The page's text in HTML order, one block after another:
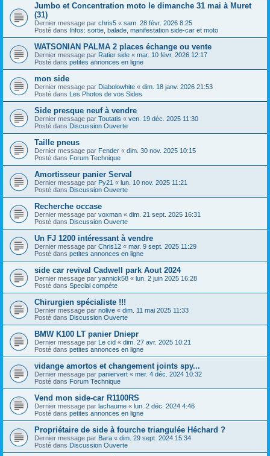
Jumbo et Concentration moto le dimanche 31 mai à Muret
(31)
Dernier message par chris5 « sam. 28 févr. 2026 8:25
Posté dans Infos: sortie, balade, manifestation side-car et moto
WATSONIAN PALMA 2 places échange ou vente
Dernier message par Ratier side « mar. 10 févr. 2026 12:17
Posté dans petites annonces en ligne
mon side
Dernier message par Diabolowhite « dim. 18 janv. 2026 21:53
Posté dans Les Photos de vos Sides
Side presque neuf à vendre
Dernier message par Toutatis « ven. 19 déc. 2025 11:30
Posté dans Discussion Ouverte
Taille pneus
Dernier message par Fender « dim. 30 nov. 2025 10:15
Posté dans Forum Technique
Amortisseur panier Serval
Dernier message par Py21 « lun. 10 nov. 2025 11:21
Posté dans Discussion Ouverte
Recherche occase
Dernier message par voxman « dim. 21 sept. 2025 16:31
Posté dans Discussion Ouverte
Un FJ 1200 intéressant à vendre
Dernier message par Chris12 « mar. 9 sept. 2025 11:29
Posté dans petites annonces en ligne
side car revival Cadwell park Aout 2024
Dernier message par yannick58 « lun. 2 juin 2025 16:28
Posté dans Special compéte
Chirurgien spécialiste !!!
Dernier message par nolive « dim. 11 mai 2025 11:33
Posté dans Discussion Ouverte
BMW K100 LT panier Dniepr
Dernier message par Le cid « dim. 27 avr. 2025 10:21
Posté dans petites annonces en ligne
vidange amortos et changement joints spy...
Dernier message par paniervert « mer. 4 déc. 2024 10:32
Posté dans Forum Technique
Vend mon side-car R1100RS
Dernier message par lachaume « lun. 2 déc. 2024 4:46
Posté dans petites annonces en ligne
Propriétaire de side à fourche triangulée Héchard ?
Dernier message par Bara « dim. 29 sept. 2024 15:34
Posté dans Discussion Ouverte